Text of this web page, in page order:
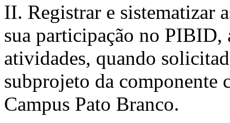
II. Registrar e sistematizar
sua participação no PIBID,
atividades, quando
subprojeto da componente
Campus Pato Branco.